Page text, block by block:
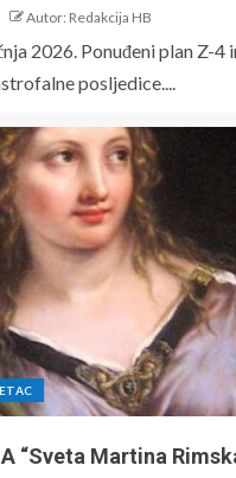
Autor: Redakcija HB
2026. Ponuđeni plan Z-4
posljedice....
“Sveta Martina